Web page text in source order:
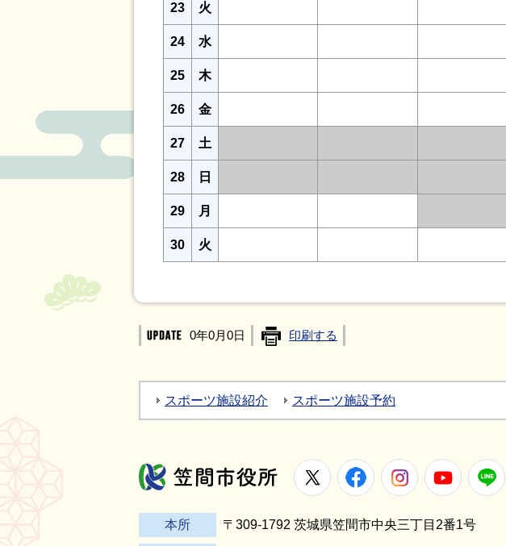
23 火
24 水
25 木
26 金
27 土
28 日
29 月
30 火
0年0月0日 印刷する
スポーツ施設紹介 スポーツ施設予約
笠間市役所
X FacebookInstagramYoutube
本所 〒309-1792 茨城県笠間市中央三丁目2番1号